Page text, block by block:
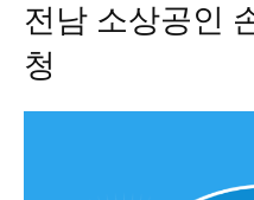
전남 소상공인
청